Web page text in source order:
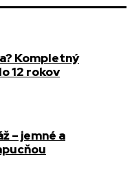
Kompletný
12 rokov
– jemné a